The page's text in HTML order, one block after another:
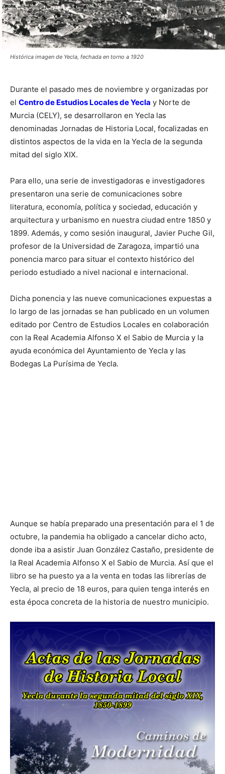
Histórica imagen de Yecla, fechada en torno a 1920
Durante el pasado mes de noviembre y organizadas por
el Centro de Estudios Locales de Yecla y Norte de
Murcia (CELY), se desarrollaron en Yecla las
denominadas Jornadas de Historia Local, focalizadas en
distintos aspectos de la vida en la Yecla de la segunda
mitad del siglo XIX.
Para ello, una serie de investigadoras e investigadores
presentaron una serie de comunicaciones sobre
literatura, economía, política y sociedad, educación y
arquitectura y urbanismo en nuestra ciudad entre 1850 y
1899. Además, y como sesión inaugural, Javier Puche Gil,
profesor de la Universidad de Zaragoza, impartió una
ponencia marco para situar el contexto histórico del
periodo estudiado a nivel nacional e internacional.
Dicha ponencia y las nueve comunicaciones expuestas a
lo largo de las jornadas se han publicado en un volumen
editado por Centro de Estudios Locales en colaboración
con la Real Academia Alfonso X el Sabio de Murcia y la
ayuda económica del Ayuntamiento de Yecla y las
Bodegas La Purísima de Yecla.
Aunque se había preparado una presentación para el 1 de
octubre, la pandemia ha obligado a cancelar dicho acto,
donde iba a asistir Juan González Castaño, presidente de
la Real Academia Alfonso X el Sabio de Murcia. Así que el
libro se ha puesto ya a la venta en todas las librerías de
Yecla, al precio de 18 euros, para quien tenga interés en
esta época concreta de la historia de nuestro municipio.